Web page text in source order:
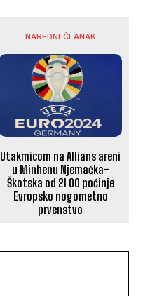
NAREDNI ČLANAK
Utakmicom na Allians areni
u Minhenu Njemačka-
Škotska od 21 00 počinje
Evropsko nogometno
prvenstvo